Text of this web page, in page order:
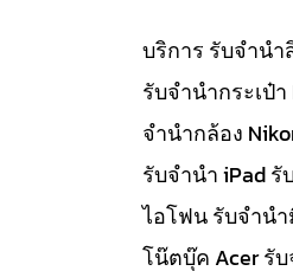
บริการ รับจำนำ
รับจำนำกระเป๋
จำนำกล้อง
รับจำนำ iPad
ไอโฟน รับจำน
โน๊ตบุ๊ค Acer รั